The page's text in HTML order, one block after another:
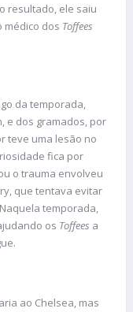
resultado, ele saiu
médico dos Toffees
da temporada,
e dos gramados, por
teve uma lesão no
fica por
o trauma envolveu
que tentava evitar
temporada,
os Toffees a
ao Chelsea, mas